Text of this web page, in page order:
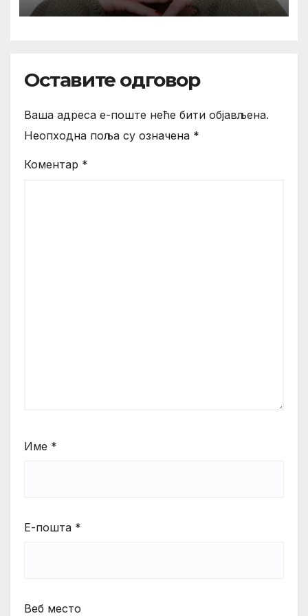
Оставите одговор
Ваша адреса е-поште неће бити објављена.
Неопходна поља су означена *
Коментар *
Име *
Е-пошта *
Веб место